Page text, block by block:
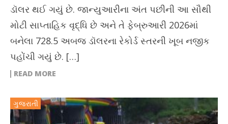
ડૉલર થઈ ગયું છે. જાન્યુઆરીના અંત પછીની આ સૌથી
મોટી સાપ્તાહિક વૃદ્ધિ છે અને તે ફેબ્રુઆરી 2026માં
બનેલા 728.5 અબજ ડૉલરના રેકોર્ડ સ્તરની ખૂબ નજીક
પહોંચી ગયું છે. […]
READ MORE
ગુજરાતી